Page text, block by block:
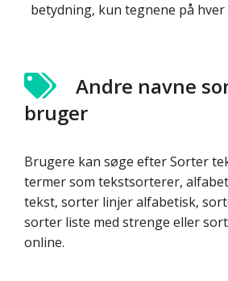
betydning, kun tegnene på hver
Andre navne
bruger
Brugere kan søge efter Sorter
termer som tekstsorterer,
tekst, sorter linjer alfabetisk,
sorter liste med strenge eller
online.